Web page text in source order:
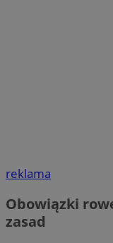
reklama
Obowiązki
zasad